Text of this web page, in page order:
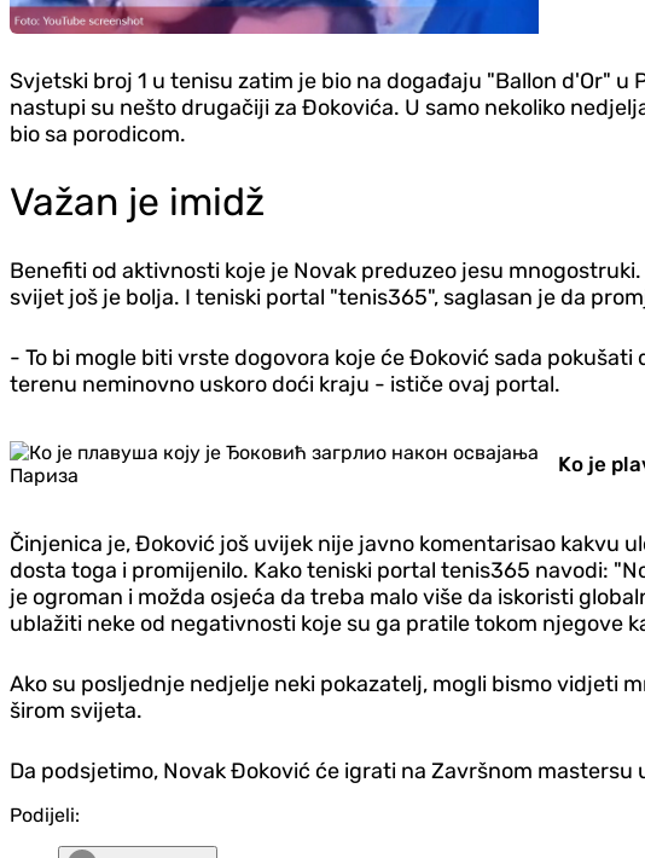
Svjetski broj 1 u tenisu zatim je bio na događaju "Ballon d'Or"
nastupi su nešto drugačiji za Đokovića. U samo nekoliko
bio sa porodicom.
Važan je imidž
Benefiti od aktivnosti koje je Novak preduzeo jesu
svijet još je bolja. I teniski portal "tenis365", saglasan je da
- To bi mogle biti vrste dogovora koje će Đoković sada
terenu neminovno uskoro doći kraju - ističe ovaj portal.
Ko je
Činjenica je, Đoković još uvijek nije javno komentarisao kakvu
dosta toga i promijenilo. Kako teniski portal tenis365 navodi:
je ogroman i možda osjeća da treba malo više da iskoristi
ublažiti neke od negativnosti koje su ga pratile tokom njegove
Ako su posljednje nedjelje neki pokazatelj, mogli bismo vidjeti
širom svijeta.
Da podsjetimo, Novak Đoković će igrati na Završnom mastersu
Podijeli: